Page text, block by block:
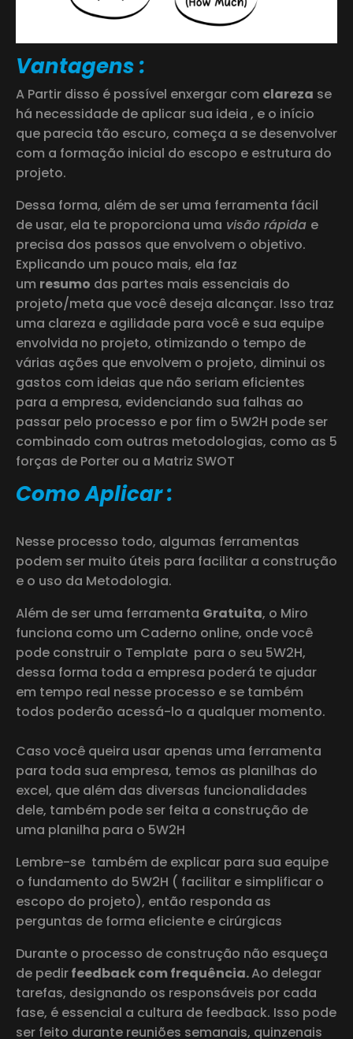
Vantagens :
A Partir disso é possível enxergar com clareza se
há necessidade de aplicar sua ideia , e o início
que parecia tão escuro, começa a se desenvolver
com a formação inicial do escopo e estrutura do
projeto.
Dessa forma, além de ser uma ferramenta fácil
de usar, ela te proporciona uma visão rápida e
precisa dos passos que envolvem o objetivo.
Explicando um pouco mais, ela faz
um resumo das partes mais essenciais do
projeto/meta que você deseja alcançar. Isso traz
uma clareza e agilidade para você e sua equipe
envolvida no projeto, otimizando o tempo de
várias ações que envolvem o projeto, diminui os
gastos com ideias que não seriam eficientes
para a empresa, evidenciando sua falhas ao
passar pelo processo e por fim o 5W2H pode ser
combinado com outras metodologias, como as 5
forças de Porter ou a Matriz SWOT
Como Aplicar :
Nesse processo todo, algumas ferramentas
podem ser muito úteis para facilitar a construção
e o uso da Metodologia.
Além de ser uma ferramenta Gratuita, o Miro
funciona como um Caderno online, onde você
pode construir o Template para o seu 5W2H,
dessa forma toda a empresa poderá te ajudar
em tempo real nesse processo e se também
todos poderão acessá-lo a qualquer momento.
Caso você queira usar apenas uma ferramenta
para toda sua empresa, temos as planilhas do
excel, que além das diversas funcionalidades
dele, também pode ser feita a construção de
uma planilha para o 5W2H
Lembre-se também de explicar para sua equipe
o fundamento do 5W2H ( facilitar e simplificar o
escopo do projeto), então responda as
perguntas de forma eficiente e cirúrgicas
Durante o processo de construção não esqueça
de pedirfeedback com frequência.Ao delegar
tarefas, designando os responsáveis por cada
fase, é essencial a cultura de feedback. Isso pode
ser feito durante reuniões semanais, quinzenais